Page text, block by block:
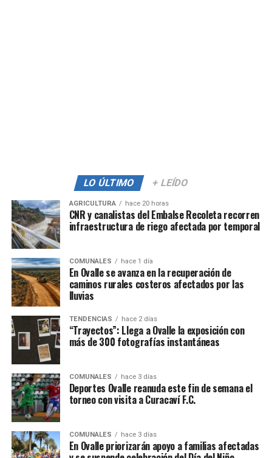
LO ÚLTIMO + LEÍDO
AGRICULTURA hace 20 horas
CNR y canalistas del Embalse Recoleta recorren
infraestructura de riego afectada por temporal
COMUNALES hace 1 día
En Ovalle se avanza en la recuperación de
caminos rurales costeros afectados por las
lluvias
TENDENCIAS hace 2 días
“Trayectos”: Llega a Ovalle la exposición con
más de 300 fotografías instantáneas
COMUNALES hace 3 días
Deportes Ovalle reanuda este fin de semana el
torneo con visita a Curacaví F.C.
COMUNALES hace 3 días
En Ovalle priorizarán apoyo a familias afectadas